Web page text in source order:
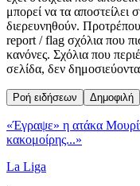
μπορεί να τα αποστείλει
διερευνηθούν.
report / flag σχόλια που
κανόνες. Σχόλια που
σελίδα, δεν
Ροή ειδήσεων Δημοφιλή
«Έγραψε» η ατάκα
κακομοίρης...»
La Liga